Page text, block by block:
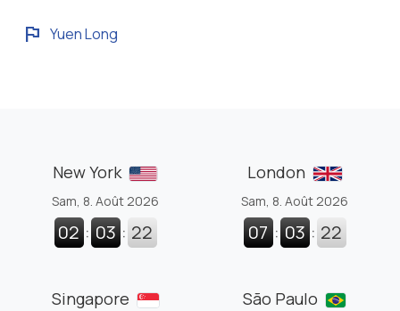
flag Yuen Long
New York
Sam, 8. Août 2026
02 : 03 : 22
London
Sam, 8. Août 2026
07 : 03 : 22
Singapore São Paulo